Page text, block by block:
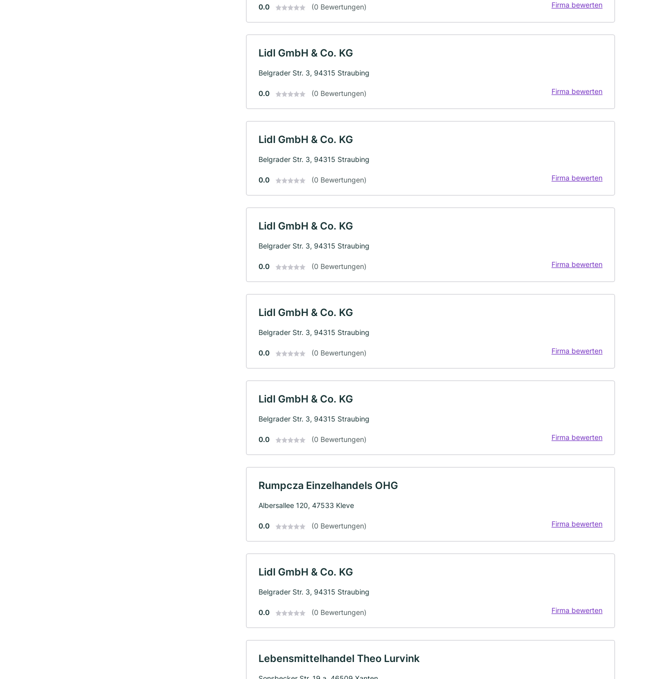
0.0 (0 Bewertungen) Firma bewerten
Lidl GmbH & Co. KG
Belgrader Str. 3, 94315 Straubing
0.0 (0 Bewertungen) Firma bewerten
Lidl GmbH & Co. KG
Belgrader Str. 3, 94315 Straubing
0.0 (0 Bewertungen) Firma bewerten
Lidl GmbH & Co. KG
Belgrader Str. 3, 94315 Straubing
0.0 (0 Bewertungen) Firma bewerten
Lidl GmbH & Co. KG
Belgrader Str. 3, 94315 Straubing
0.0 (0 Bewertungen) Firma bewerten
Lidl GmbH & Co. KG
Belgrader Str. 3, 94315 Straubing
0.0 (0 Bewertungen) Firma bewerten
Rumpcza Einzelhandels OHG
Albersallee 120, 47533 Kleve
0.0 (0 Bewertungen) Firma bewerten
Lidl GmbH & Co. KG
Belgrader Str. 3, 94315 Straubing
0.0 (0 Bewertungen) Firma bewerten
Lebensmittelhandel Theo Lurvink